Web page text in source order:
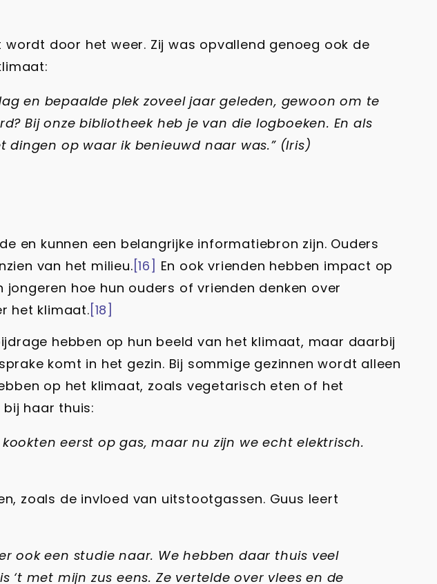
door het weer. Zij was opvallend genoeg ook de
en bepaalde plek zoveel jaar geleden, gewoon om te
Bij onze bibliotheek heb je van die logboeken. En als
op waar ik benieuwd naar was.” (Iris)
en kunnen een belangrijke informatiebron zijn. Ouders
van het milieu. [16] En ook vrienden hebben impact op
jongeren hoe hun ouders of vrienden denken over
het klimaat. [18]
hebben op hun beeld van het klimaat, maar daarbij
komt in het gezin. Bij sommige gezinnen wordt alleen
op het klimaat, zoals vegetarisch eten of het
haar thuis:
eerst op gas, maar nu zijn we echt elektrisch.
zoals de invloed van uitstootgassen. Guus leert
ook een studie naar. We hebben daar thuis veel
‘t met mijn zus eens. Ze vertelde over vlees en de